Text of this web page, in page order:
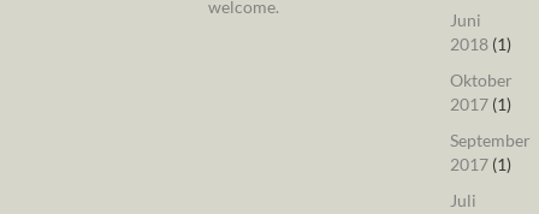
welcome.
Juni
2018(1)
Oktober
2017(1)
September
2017(1)
Juli